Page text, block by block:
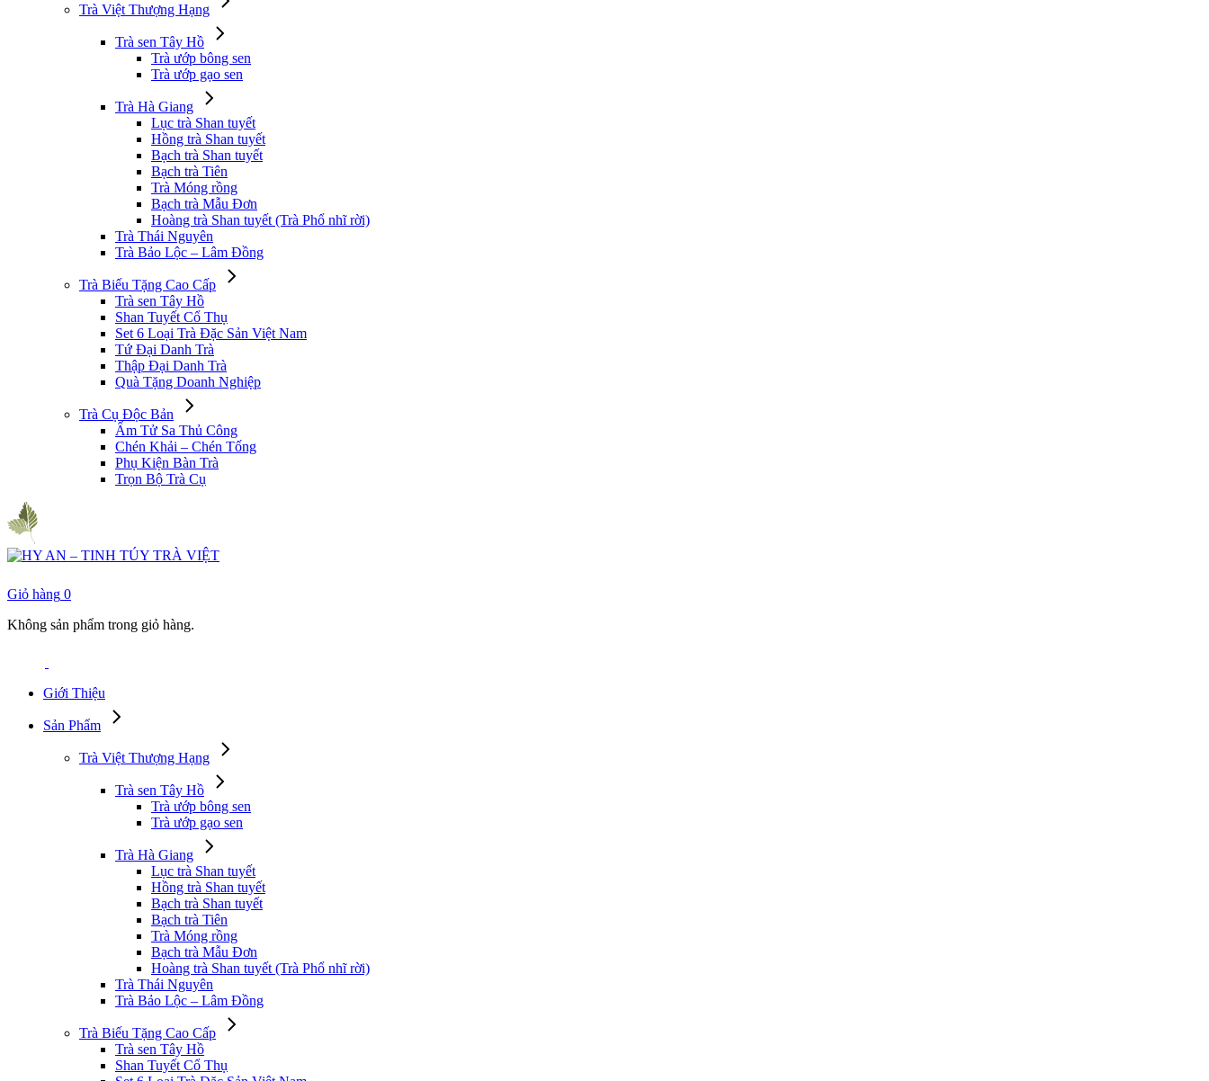
Trà Việt Thượng Hạng
Trà sen Tây Hồ
Trà ướp bông sen
Trà ướp gạo sen
Trà Hà Giang
Lục trà Shan tuyết
Hồng trà Shan tuyết
Bạch trà Shan tuyết
Bạch trà Tiên
Trà Móng rồng
Bạch trà Mẫu Đơn
Hoàng trà Shan tuyết (Trà Phổ nhĩ rời)
Trà Thái Nguyên
Trà Bảo Lộc – Lâm Đồng
Trà Biếu Tặng Cao Cấp
Trà sen Tây Hồ
Shan Tuyết Cổ Thụ
Set 6 Loại Trà Đặc Sản Việt Nam
Tứ Đại Danh Trà
Thập Đại Danh Trà
Quà Tặng Doanh Nghiệp
Trà Cụ Độc Bản
Ấm Tử Sa Thủ Công
Chén Khải – Chén Tống
Phụ Kiện Bàn Trà
Trọn Bộ Trà Cụ
Giỏ hàng 0
Không sản phẩm trong giỏ hàng.
Giới Thiệu
Sản Phẩm
Trà Việt Thượng Hạng
Trà sen Tây Hồ
Trà ướp bông sen
Trà ướp gạo sen
Trà Hà Giang
Lục trà Shan tuyết
Hồng trà Shan tuyết
Bạch trà Shan tuyết
Bạch trà Tiên
Trà Móng rồng
Bạch trà Mẫu Đơn
Hoàng trà Shan tuyết (Trà Phổ nhĩ rời)
Trà Thái Nguyên
Trà Bảo Lộc – Lâm Đồng
Trà Biếu Tặng Cao Cấp
Trà sen Tây Hồ
Shan Tuyết Cổ Thụ